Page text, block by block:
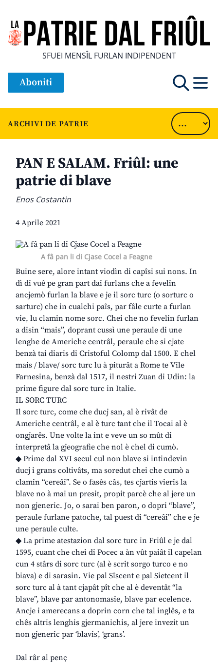
SFUEI MENSÎL FURLAN INDIPENDENT
Aboniti
ARCHIVI DE PATRIE
PAN E SALAM. Friûl: une
patrie di blave
Enos Costantin
4 Aprile 2021
A fâ pan li di Cjase Cocel a Feagne
Buine sere, alore intant viodìn di capîsi sui nons. In
dì di vuê pe gran part dai furlans che a fevelin
ancjemò furlan la blave e je il sorc turc (o sorturc o
sarturc) che in cualchi paîs, par fâle curte a furlan
vie, lu clamin nome sorc. Chei che no fevelin furlan
a disin “mais”, doprant cussì une peraule di une
lenghe de Americhe centrâl, peraule che si cjate
benzà tai diaris di Cristoful Colomp dal 1500. E chel
mais / blave/ sorc turc lu à piturât a Rome te Vile
Farnesina, benzà dal 1517, il nestri Zuan di Udin: la
prime figure dal sorc turc in Italie.
IL SORC TURC
Il sorc turc, come che ducj san, al è rivât de
Americhe centrâl, e al è turc tant che il Tocai al è
ongjarês. Une volte la int e veve un so mût di
interpretâ la gjeografie che nol è chel di cumò.
◆ Prime dal XVI secul cul non blave si intindevin
ducj i grans coltivâts, ma soredut chei che cumò a
clamin “cereâi”. Se o fasês câs, tes cjartis vieris la
blave no à mai un presit, propit parcè che al jere un
non gjeneric. Jo, o sarai ben paron, o dopri “blave”,
peraule furlane patoche, tal puest di “cereâi” che e je
une peraule culte.
◆ La prime atestazion dal sorc turc in Friûl e je dal
1595, cuant che chei di Pocec a àn vût paiât il capelan
cun 4 stârs di sorc turc (al è scrit sorgo turco e no
biava) e di sarasin. Vie pal Sîscent e pal Sietcent il
sorc turc al à tant cjapât pît che al è deventât “la
blave”, blave par antonomasie, blave par ecelence.
Ancje i amerecans a doprin corn che tal inglês, e ta
chês altris lenghis gjermanichis, al jere invezit un
non gjeneric par ‘blavis’, ‘grans’.
Dal râr al penç